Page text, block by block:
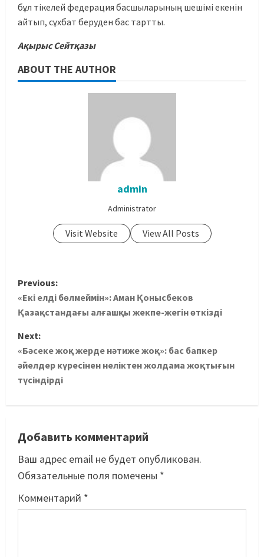
бұл тікелей федерация басшыларының шешімі екенін
айтып, сұхбат беруден бас тартты.
Ақырыс Сейтқазы
ABOUT THE AUTHOR
admin
Administrator
Visit Website View All Posts
Previous:
«Екі елді бөлмеймін»: Аман Қонысбеков
Қазақстандағы алғашқы жекпе-жегін өткізді
Next:
«Бәсеке жоқ жерде нәтиже жоқ»: бас бапкер
әйелдер күресінен неліктен жолдама жоқтығын
түсіндірді
Добавить комментарий
Ваш адрес email не будет опубликован.
Обязательные поля помечены *
Комментарий *